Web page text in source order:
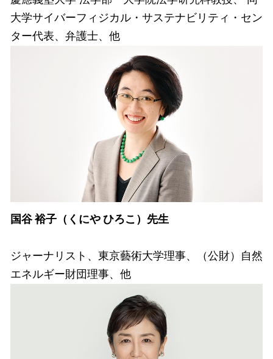
大学サイバーフィジカル・サステナビリティ・セン
ター代表、弁護士、他
国谷 裕子（くにや ひろこ）先生
ジャーナリスト、東京藝術大学理事、（公財）自然
エネルギー財団理事、他